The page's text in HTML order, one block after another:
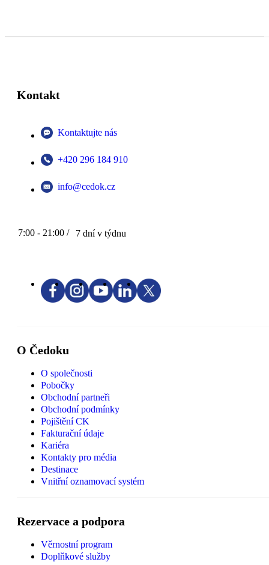
Kontakt
Kontaktujte nás
+420 296 184 910
info@cedok.cz
7:00 - 21:00 / 7 dní v týdnu
O Čedoku
O společnosti
Pobočky
Obchodní partneři
Obchodní podmínky
Pojištění CK
Fakturační údaje
Kariéra
Kontakty pro média
Destinace
Vnitřní oznamovací systém
Rezervace a podpora
Věrnostní program
Doplňkové služby